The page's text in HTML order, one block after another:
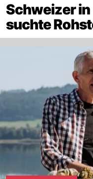
Schweizer
suchte